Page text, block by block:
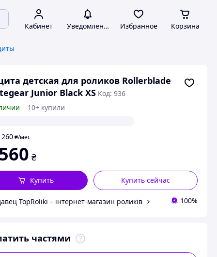
Кабинет Уведомления Избранное Корзина
детская для роликов Rollerblade
Junior Black XS Код: 936
10+ купили
260 ₴/мес
₴
Купить сейчас
Купить
TopRoliki – інтернет-магазин роликів 100%
частями